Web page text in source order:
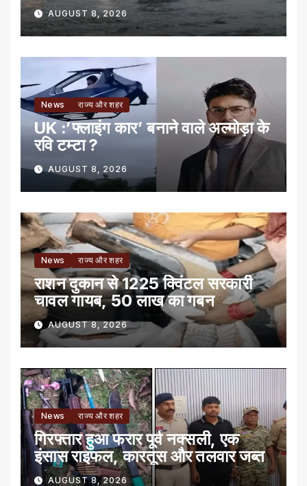
AUGUST 8, 2026
News राज्य और शहर
UK :’फ्लाइंग कार’ बनाने वाले अल्मोड़ा के
रवि टम्टा ?
AUGUST 8, 2026
News राज्य और शहर
राशन दुकान से 1225 क्विंटल सरकारी
चावल गायब, 50 लाख का गबन
AUGUST 8, 2026
News राज्य और शहर
गिरफ्तार हुआ फरार पूर्व नक्सली, एक
इंसास राइफल, कारतूस और तलवार जब्त
AUGUST 8, 2026